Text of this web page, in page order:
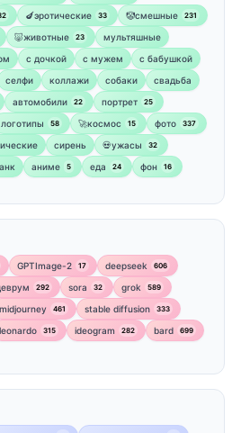
🍆эротические 33 🤡смешные 231
🐷животные 23
мультяшные
с дочкой с мужем
с бабушкой
селфи коллажи собаки
свадьба
автомобили 22 портрет 25
логотипы 58 🚀космос 15 фото 337
сирень 💀ужасы 32
аниме 5 еда 24 фон 16
GPTImage-2 17 deepseek 606
292 sora 32 grok 589
midjourney 461 stable diffusion 333
leonardo 315 ideogram 282 bard 699